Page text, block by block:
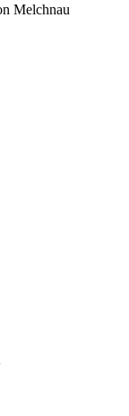
Melchnau